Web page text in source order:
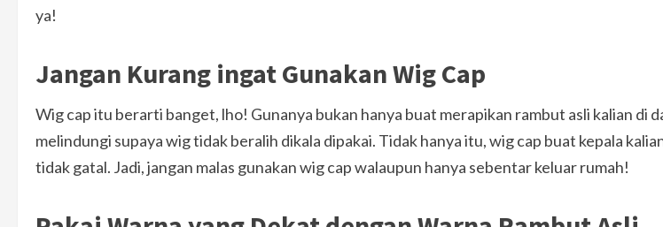
ya!
Jangan Kurang ingat Gunakan Wig Cap
Wig cap itu berarti banget, lho! Gunanya bukan hanya buat merapikan rambut asli kalian di
melindungi supaya wig tidak beralih dikala dipakai. Tidak hanya itu, wig cap buat kepala
tidak gatal. Jadi, jangan malas gunakan wig cap walaupun hanya sebentar keluar rumah!